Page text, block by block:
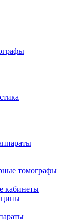
томографы
кабинеты